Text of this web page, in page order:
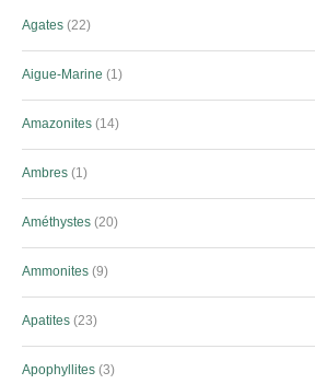
Agates 22
Aigue-Marine 1
Amazonites 14
Ambres 1
Améthystes 20
Ammonites 9
Apatites 23
Apophyllites 3